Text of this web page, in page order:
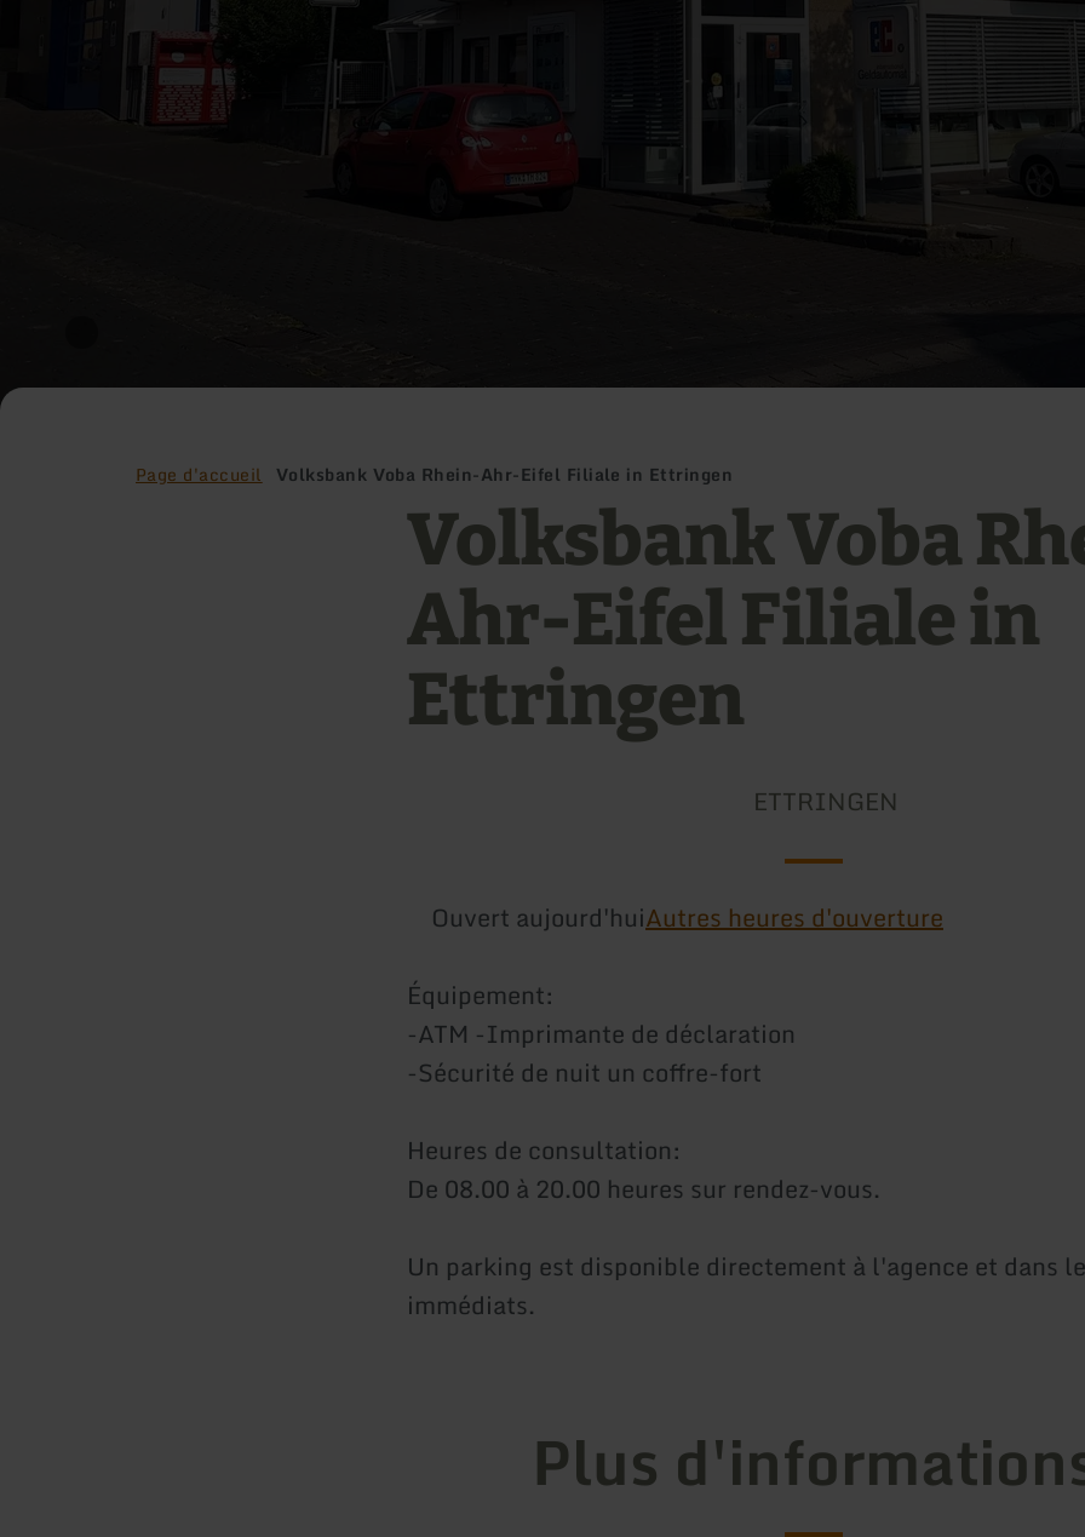
Page d'accueil Volksbank Voba Rhein-Ahr-Eifel Filiale in Ettringen
Volksbank Voba
Ahr-Eifel Filiale in
Ettringen
ETTRINGEN
Ouvert aujourd'huiAutres heures d'ouverture
Équipement:
-ATM -Imprimante de déclaration
-Sécurité de nuit un coffre-fort
Heures de consultation:
De 08.00 à 20.00 heures sur rendez-vous.
Un parking est disponible directement à l'agence et dans
immédiats.
Plus